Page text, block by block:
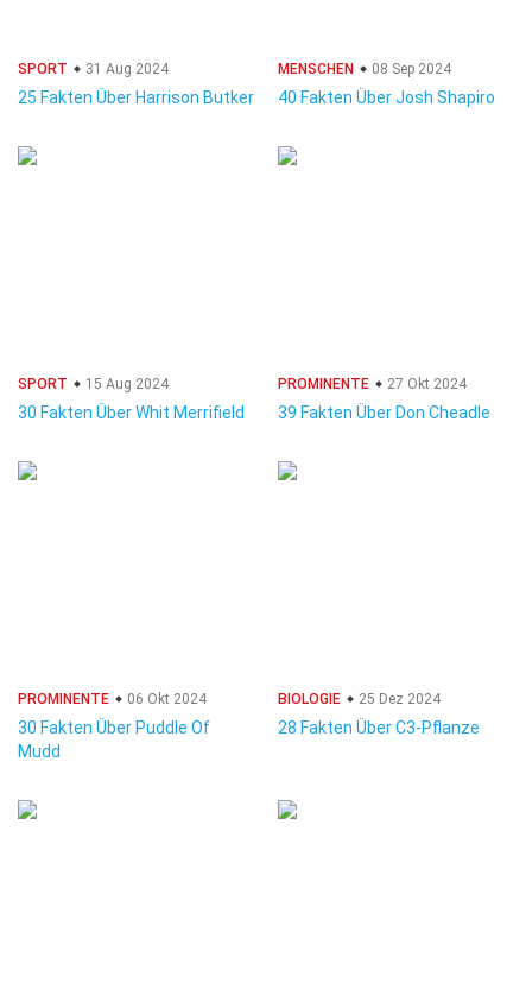
SPORT 31 Aug 2024
25 Fakten Über Harrison Butker
MENSCHEN 08 Sep 2024
40 Fakten Über Josh Shapiro
SPORT 15 Aug 2024
30 Fakten Über Whit Merrifield
PROMINENTE 27 Okt 2024
39 Fakten Über Don Cheadle
PROMINENTE 06 Okt 2024
30 Fakten Über Puddle Of
Mudd
BIOLOGIE 25 Dez 2024
28 Fakten Über C3-Pflanze